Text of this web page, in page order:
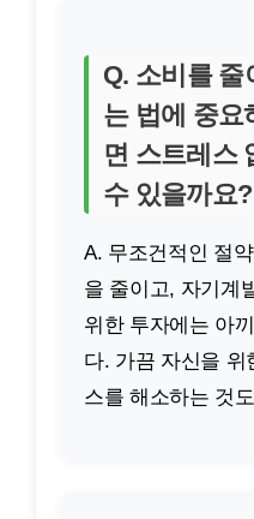
Q. 소비를 줄
는 법에 중요
면 스트레스
수 있을까요?
A. 무조건적인 절
을 줄이고, 자기계
위한 투자에는 아
다. 가끔 자신을 위
스를 해소하는 것